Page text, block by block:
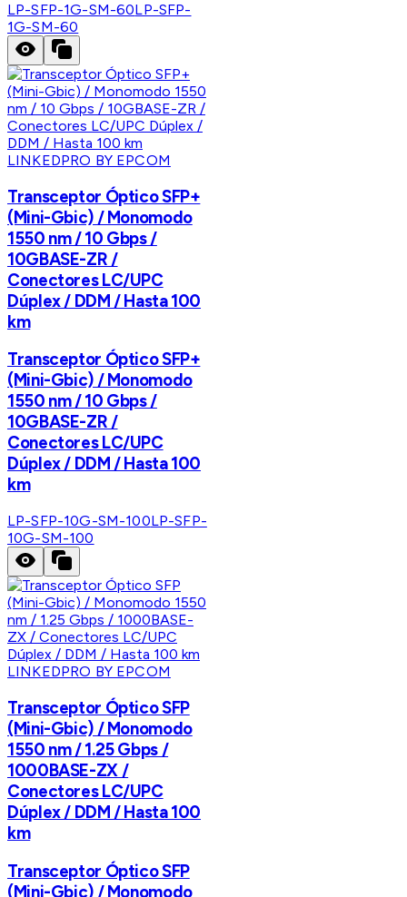
LP-SFP-1G-SM-60LP-SFP-
1G-SM-60
LINKEDPRO BY EPCOM
Transceptor Óptico SFP+
(Mini-Gbic) / Monomodo
1550 nm / 10 Gbps /
10GBASE-ZR /
Conectores LC/UPC
Dúplex / DDM / Hasta 100
km
Transceptor Óptico SFP+
(Mini-Gbic) / Monomodo
1550 nm / 10 Gbps /
10GBASE-ZR /
Conectores LC/UPC
Dúplex / DDM / Hasta 100
km
LP-SFP-10G-SM-100LP-SFP-
10G-SM-100
LINKEDPRO BY EPCOM
Transceptor Óptico SFP
(Mini-Gbic) / Monomodo
1550 nm / 1.25 Gbps /
1000BASE-ZX /
Conectores LC/UPC
Dúplex / DDM / Hasta 100
km
Transceptor Óptico SFP
(Mini-Gbic) / Monomodo